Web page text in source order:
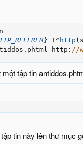
} ! ^ http ( s
. phtml http : //
tập tin
tin này lên thư mục